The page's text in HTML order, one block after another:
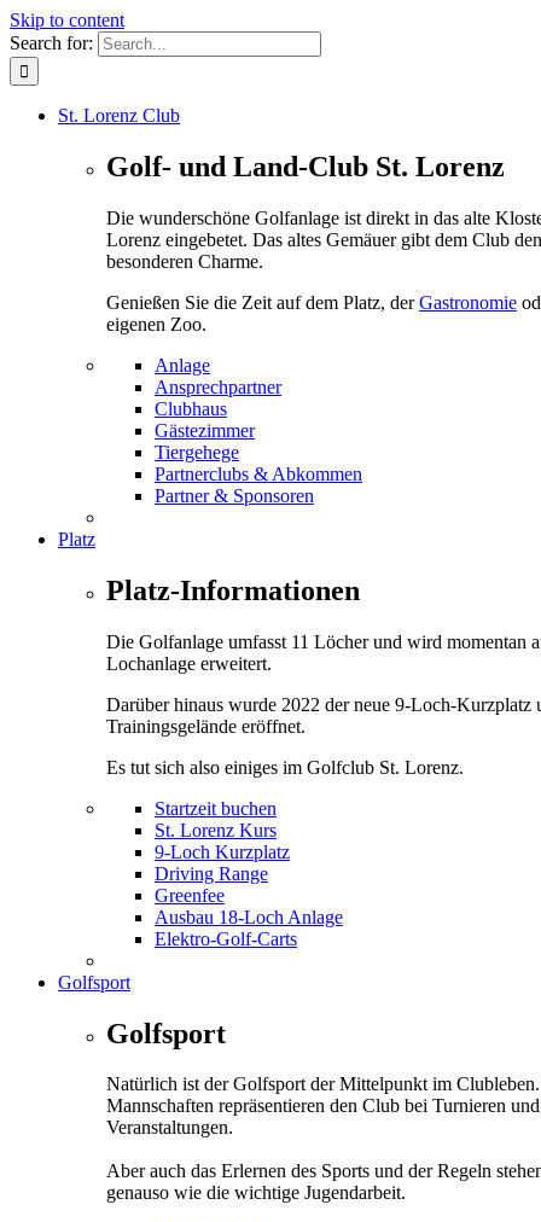
Skip to content
Search for:
St. Lorenz Club
Golf- und Land-Club St. Lorenz
Die wunderschöne Golfanlage ist direkt in das alte
Lorenz eingebetet. Das altes Gemäuer gibt dem Club
besonderen Charme.
Genießen Sie die Zeit auf dem Platz, derGastronomie
eigenen Zoo.
Anlage
Ansprechpartner
Clubhaus
Gästezimmer
Tiergehege
Partnerclubs & Abkommen
Partner & Sponsoren
Platz
Platz-Informationen
Die Golfanlage umfasst 11 Löcher und wird momentan
Lochanlage erweitert.
Darüber hinaus wurde 2022 der neue 9-Loch-Kurzplatz
Trainingsgelände eröffnet.
Es tut sich also einiges im Golfclub St. Lorenz.
Startzeit buchen
St. Lorenz Kurs
9-Loch Kurzplatz
Driving Range
Greenfee
Ausbau 18-Loch Anlage
Elektro-Golf-Carts
Golfsport
Golfsport
Natürlich ist der Golfsport der Mittelpunkt im
Mannschaften repräsentieren den Club bei Turnieren und
Veranstaltungen.
Aber auch das Erlernen des Sports und der Regeln
genauso wie die wichtige Jugendarbeit.